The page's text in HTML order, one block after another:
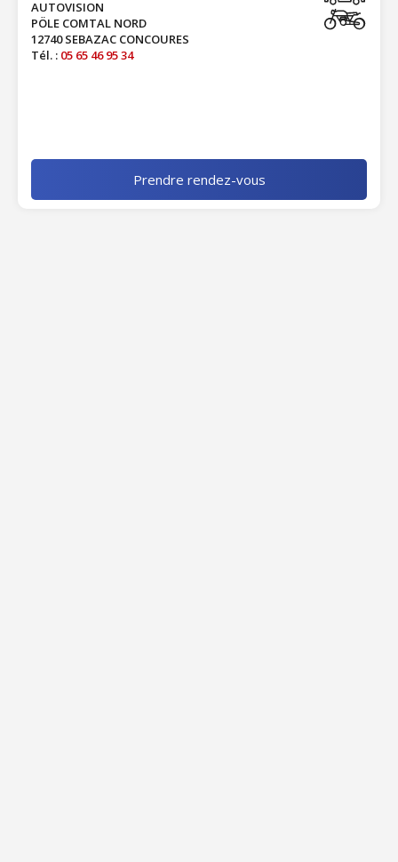
AUTOVISION
PÖLE COMTAL NORD
12740 SEBAZAC CONCOURES
Tél. : 05 65 46 95 34
Prendre rendez-vous